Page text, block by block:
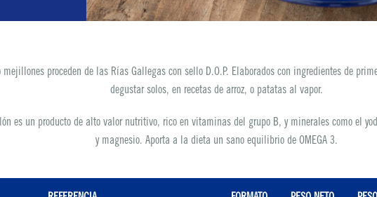
mejillones proceden de las Rías Gallegas con sello D.O.P. Elaborados con ingredientes de
degustar solos, en recetas de arroz, o patatas al vapor.
es un producto de alto valor nutritivo, rico en vitaminas del grupo B, y minerales como el
y magnesio. Aporta a la dieta un sano equilibrio de OMEGA 3.